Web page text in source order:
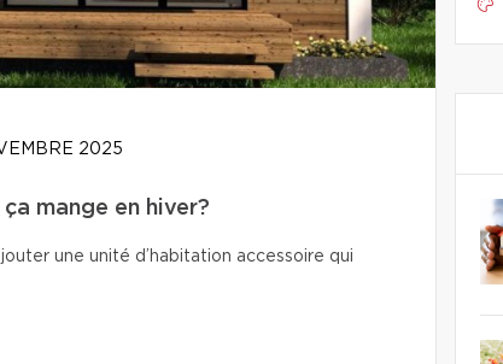
2025
mange en hiver?
une unité d’habitation accessoire qui